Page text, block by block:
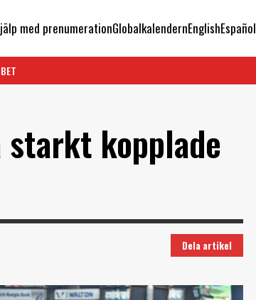
med prenumerationGlobalkalendernEnglishEspañol
kopplade
Dela artikel